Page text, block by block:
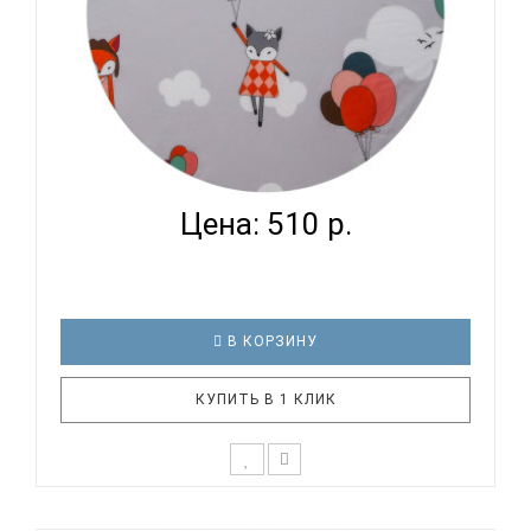
ВОМБАТИК CLASSIC COLLECTION ЛИСЯТА -
Цена: 510 р.
В КОРЗИНУ
КУПИТЬ В 1 КЛИК